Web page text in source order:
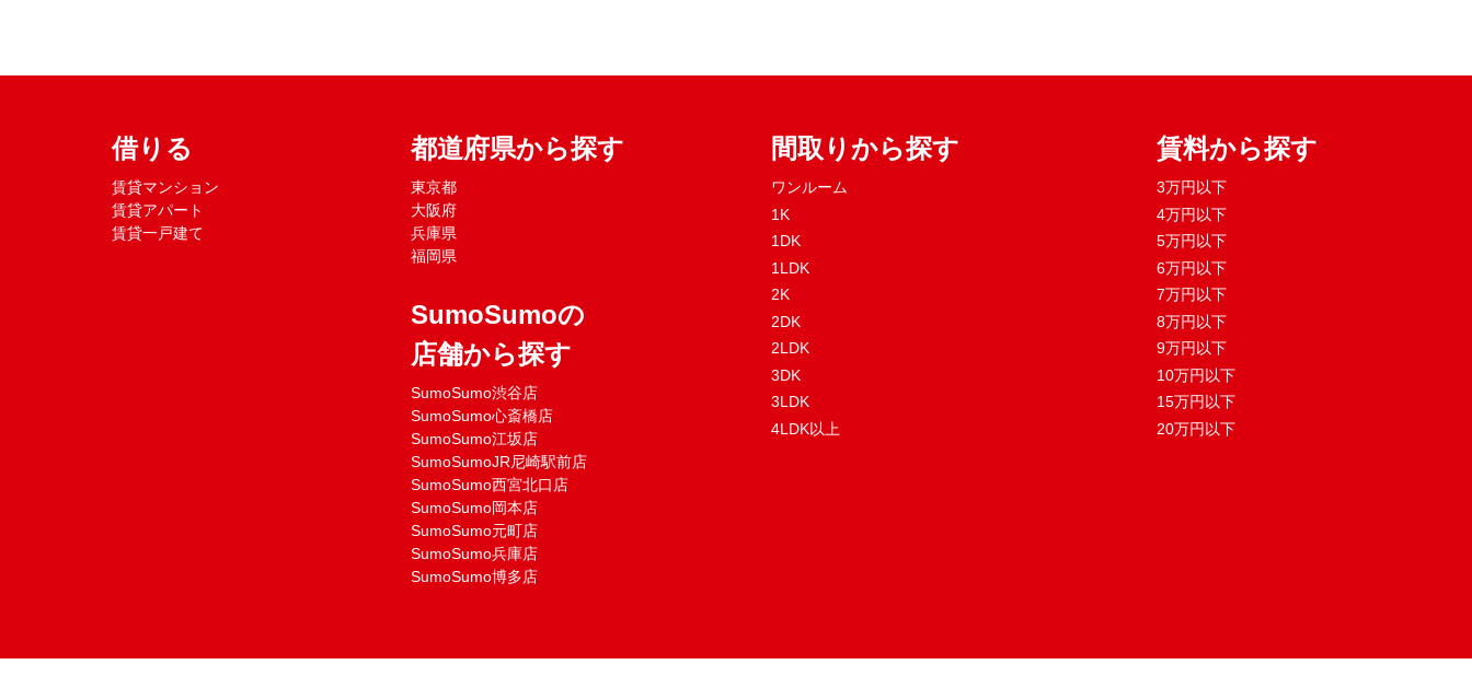
借りる
賃貸マンション
賃貸アパート
賃貸一戸建て
都道府県から探す
東京都
大阪府
兵庫県
福岡県
SumoSumoの
店舗から探す
SumoSumo渋谷店
SumoSumo心斎橋店
SumoSumo江坂店
SumoSumoJR尼崎駅前店
SumoSumo西宮北口店
SumoSumo岡本店
SumoSumo元町店
SumoSumo兵庫店
SumoSumo博多店
間取りから探す
ワンルーム
1K
1DK
1LDK
2K
2DK
2LDK
3DK
3LDK
4LDK以上
賃料から探す
3万円以下
4万円以下
5万円以下
6万円以下
7万円以下
8万円以下
9万円以下
10万円以下
15万円以下
20万円以下